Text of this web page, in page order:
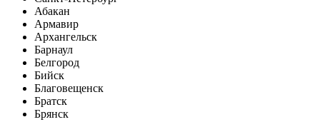
Абакан
Армавир
Архангельск
Барнаул
Белгород
Бийск
Благовещенск
Братск
Брянск